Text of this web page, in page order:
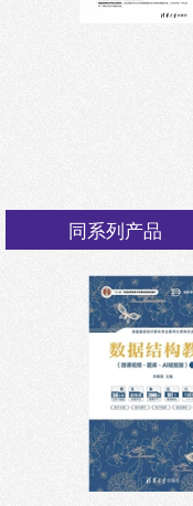
同系列产品